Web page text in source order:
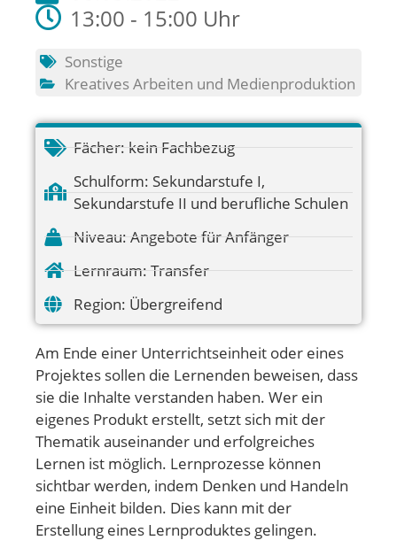
13:00 - 15:00 Uhr
Sonstige
Kreatives Arbeiten und Medienproduktion
Fächer: kein Fachbezug
Schulform: Sekundarstufe I,
Sekundarstufe II und berufliche Schulen
Niveau: Angebote für Anfänger
Lernraum: Transfer
Region: Übergreifend
Am Ende einer Unterrichtseinheit oder eines
Projektes sollen die Lernenden beweisen, dass
sie die Inhalte verstanden haben. Wer ein
eigenes Produkt erstellt, setzt sich mit der
Thematik auseinander und erfolgreiches
Lernen ist möglich. Lernprozesse können
sichtbar werden, indem Denken und Handeln
eine Einheit bilden. Dies kann mit der
Erstellung eines Lernproduktes gelingen.